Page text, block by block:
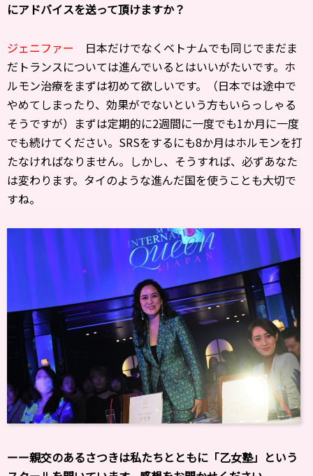
にアドバイスを送って頂けますか？
ジェニファー 日本だけでなくベトナムでも同じでまだま
だトランスについては進んでいるとはいいがたいです。ホ
ルモン治療をまずは初めて欲しいです。（日本では途中で
やめてしまったり、効果がでないという方もいらっしゃる
そうですが）まずは定期的に2週間に一度でも1か月に一度
でも続けてください。SRSをするにも8か月はホルモンを打
たなければなりません。しかし、そうすれば、必ずあなた
は変わります。タイのような進んだ国を使うことも大切で
すね。
ーー親交のあるさつきは私たちとともに「乙女塾」という